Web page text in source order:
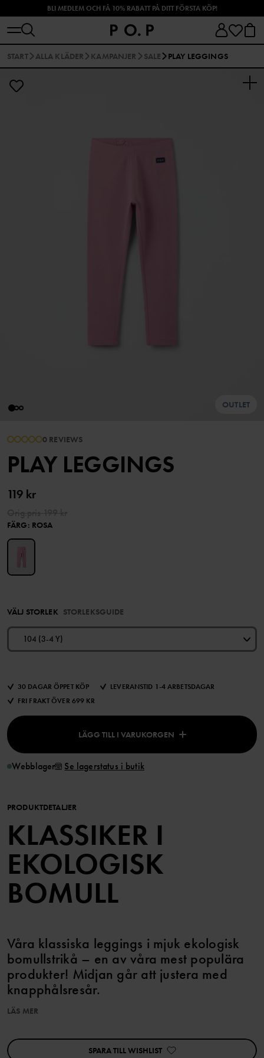
BLI MEDLEM OCH FÅ 10% RABATT PÅ DITT FÖRSTA KÖP!
SHOPPA HÖSTENS NYHETER!
START ALLA KLÄDER KAMPANJER SALE PLAY LEGGINGS
OUTLET
0 REVIEWS
PLAY LEGGINGS
119 kr
FÄRG: ROSA
VÄLJ STORLEK STORLEKSGUIDE
104 (3-4 Y)
30 DAGAR ÖPPET KÖP
LEVERANSTID 1-4 ARBETSDAGAR
FRI FRAKT ÖVER 699 KR
LÄGG TILL I VARUKORGEN
Webblager Se lagerstatus i butik
PRODUKTDETALJER
KLASSIKER I
EKOLOGISK
BOMULL
Våra klassiska leggings i mjuk ekologisk
bomullstrikå – en av våra mest populära
produkter! Midjan går att justera med
knapphålsresår.
kombineras med andra erbjudanden.
LÄS MER
SPARA TILL WISHLIST